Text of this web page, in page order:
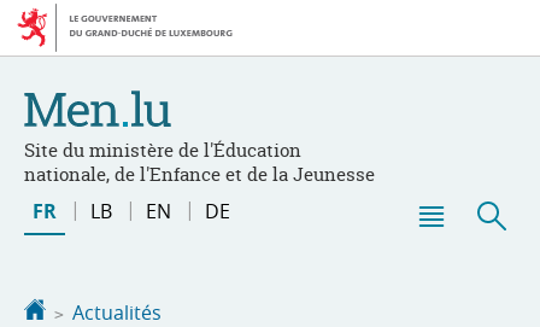
Aller
navigation
Aller
au
Site du ministère de l'Éducation
nationale, de l'Enfance et de la Jeunesse
Changer
de
FR LB EN DE
Accueil
Actualités